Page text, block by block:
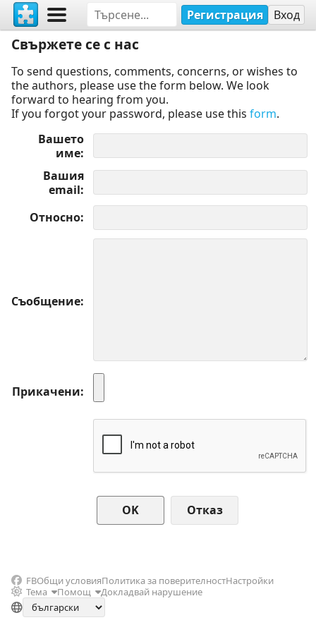
Регистрация Вход
Свържете се с нас
To send questions, comments, concerns, or wishes to
the authors, please use the form below. We look
forward to hearing from you.
If you forgot your password, please use this form.
Вашето
име
Вашия
email
Относно
Съобщение
Прикачени
Отказ
FBОбщи условияПолитика за поверителностНастройки
Тема
Помощ Докладвай нарушение